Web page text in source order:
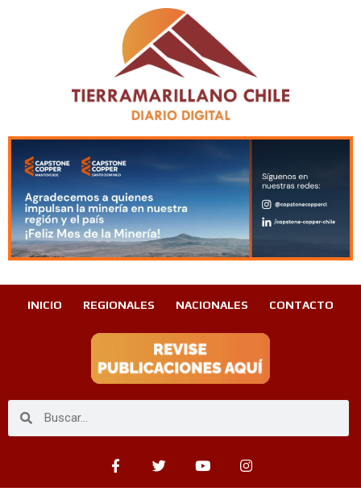
INICIO REGIONALES NACIONALES CONTACTO